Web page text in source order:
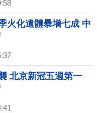
火化遺體暴增七成 中
北京新冠五週第一